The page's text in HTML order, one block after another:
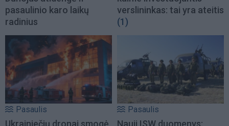
pasaulinio karo laikų
radinius
verslininkas: tai yra ateitis
(1)
Pasaulis
Ukrainiečių dronai smogė
Pasaulis
Nauji ISW duomenys: